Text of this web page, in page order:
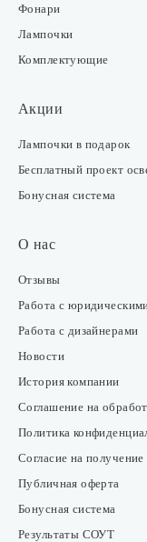
Фонари
Лампочки
Комплектующие
Акции
Лампочки в подарок
Бесплатный проект
Бонусная система
О нас
Отзывы
Работа с
Работа с дизайнерами
Новости
История компании
Соглашение на
Политика
Согласие на
Публичная оферта
Бонусная система
Результаты СОУТ